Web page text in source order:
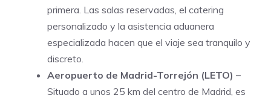
primera. Las salas reservadas, el catering
personalizado y la asistencia aduanera
especializada hacen que el viaje sea tranquilo y
discreto.
Aeropuerto de Madrid-Torrejón (LETO) –
Situado a unos 25 km del centro de Madrid, es